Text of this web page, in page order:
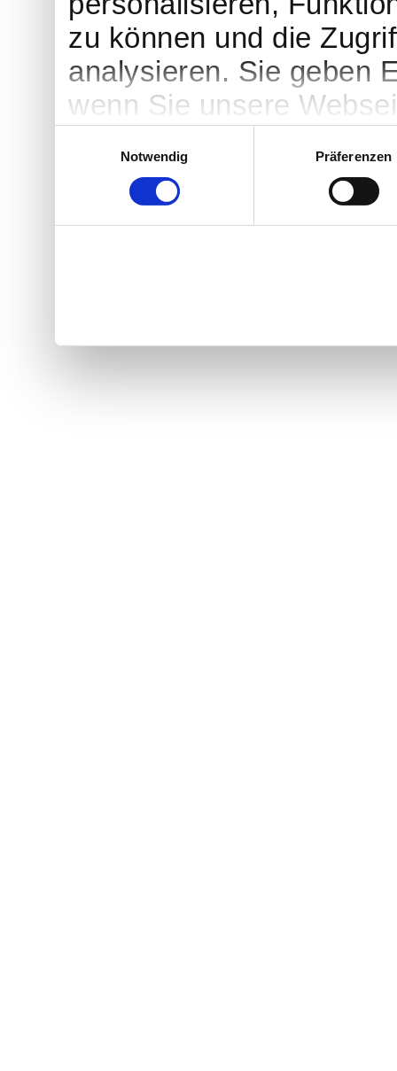
zu können und die
analysieren. Sie geben
wenn Sie unsere
Notwendig
Präferenzen